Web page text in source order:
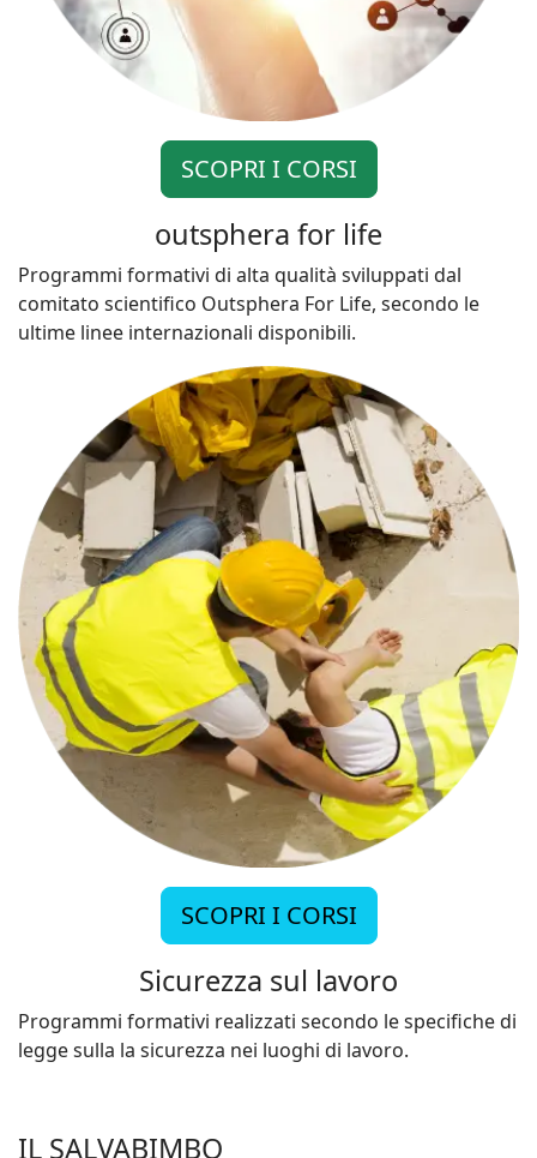
SCOPRI I CORSI
outsphera for life
Programmi formativi di alta qualità sviluppati dal
comitato scientifico Outsphera For Life, secondo le
ultime linee internazionali disponibili.
SCOPRI I CORSI
Sicurezza sul lavoro
Programmi formativi realizzati secondo le specifiche di
legge sulla la sicurezza nei luoghi di lavoro.
IL SALVABIMBO